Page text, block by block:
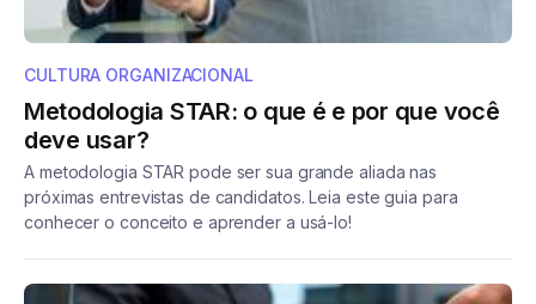
CULTURA ORGANIZACIONAL
Metodologia STAR: o que é e por que você
deve usar?
A metodologia STAR pode ser sua grande aliada nas
próximas entrevistas de candidatos. Leia este guia para
conhecer o conceito e aprender a usá-lo!